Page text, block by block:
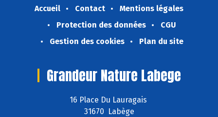
Accueil Contact
Mentions légales
Protection des données
CGU
Gestion des cookies
Plan du site
Grandeur Nature Labege
16 Place Du Lauragais
31670 Labège